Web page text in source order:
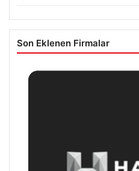
Son Eklenen Firmalar